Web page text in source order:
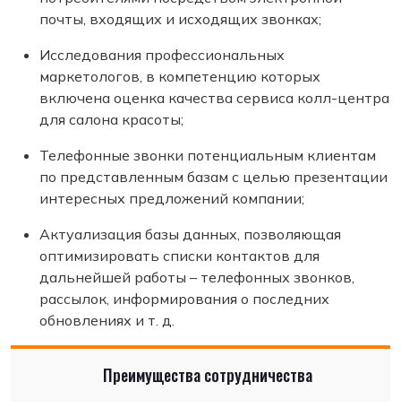
почты, входящих и исходящих звонках;
Исследования профессиональных
маркетологов, в компетенцию которых
включена оценка качества сервиса колл-центра
для салона красоты;
Телефонные звонки потенциальным клиентам
по представленным базам с целью презентации
интересных предложений компании;
Актуализация базы данных, позволяющая
оптимизировать списки контактов для
дальнейшей работы – телефонных звонков,
рассылок, информирования о последних
обновлениях и т. д.
Преимущества сотрудничества